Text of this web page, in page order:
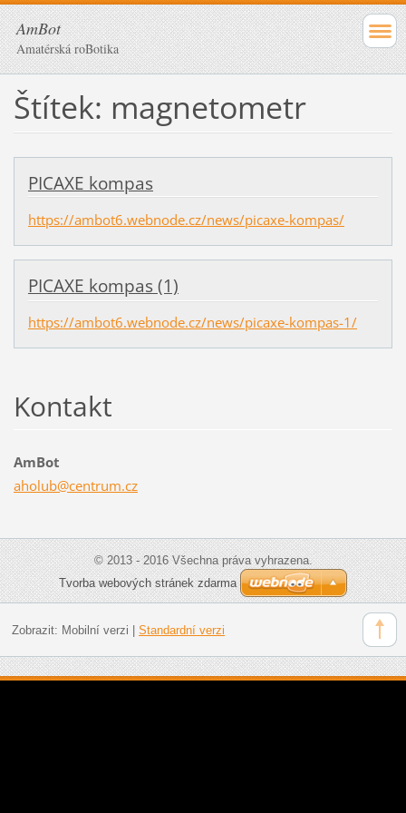
AmBot
Amatérská roBotika
Štítek: magnetometr
PICAXE kompas
https://ambot6.webnode.cz/news/picaxe-kompas/
PICAXE kompas (1)
https://ambot6.webnode.cz/news/picaxe-kompas-1/
Kontakt
AmBot
aholub@centrum.cz
© 2013 - 2016 Všechna práva vyhrazena.
Tvorba webových stránek zdarma
Zobrazit: Mobilní verzi Standardní verzi